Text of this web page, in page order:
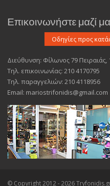
Επικοινωνήστε μαζί
Διεύθυνση: Φίλωνος 79 Πειραιάς,
Τηλ. επικοινωνίας: 210 4170795
Τηλ. παραγγελιών: 210 4118956
Email: mariostrifonidis@gmail.com
© Copyright 2012 - 2026